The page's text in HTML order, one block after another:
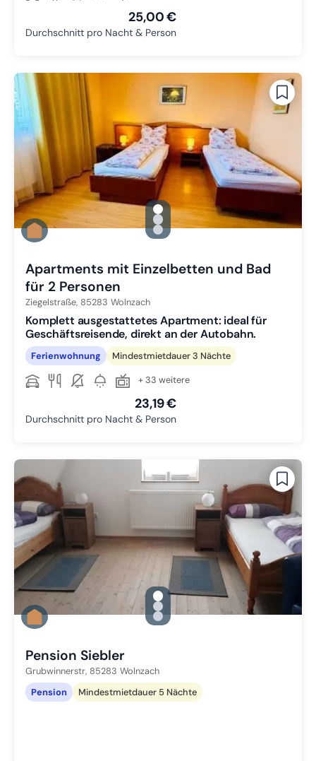
25,00 €
Durchschnitt pro Nacht & Person
gallery.slide_selector
Zu Slide 1 wechseln
Zu Slide 2 wechseln
Zu Slide 3 wechseln
Apartments mit Einzelbetten und Bad
für 2 Personen
Ziegelstraße, 85283 Wolnzach
Komplett ausgestattetes Apartment: ideal für
Geschäftsreisende, direkt an der Autobahn.
Ferienwohnung Mindestmietdauer 3 Nächte
+ 33 weitere
23,19 €
Durchschnitt pro Nacht & Person
gallery.slide_selector
Zu Slide 1 wechseln
Zu Slide 2 wechseln
Zu Slide 3 wechseln
Pension Siebler
Grubwinnerstr, 85283 Wolnzach
Pension
Mindestmietdauer 5 Nächte